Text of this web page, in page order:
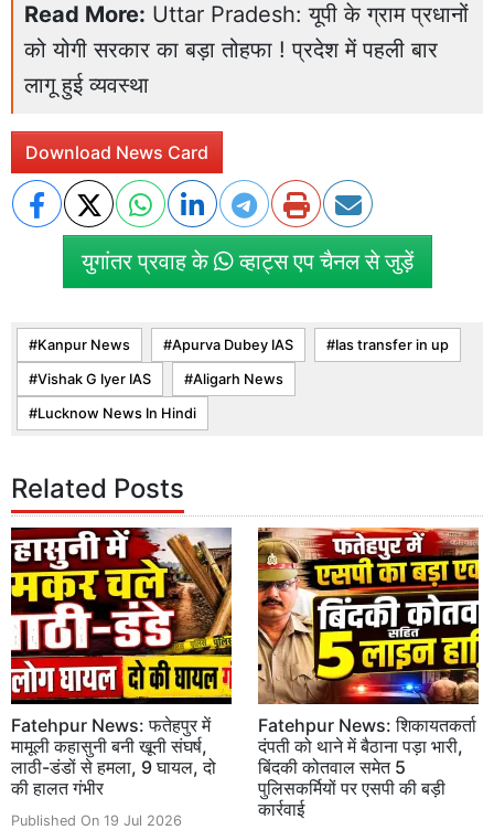
Read More: Uttar Pradesh: यूपी के ग्राम प्रधानों
को योगी सरकार का बड़ा तोहफा ! प्रदेश में पहली बार
लागू हुई व्यवस्था
Download News Card
युगांतर प्रवाह के व्हाट्स एप चैनल से जुड़ें
Kanpur News Apurva Dubey IAS Ias transfer in up
Vishak G Iyer IAS Aligarh News
Lucknow News In Hindi
Related Posts
Fatehpur News: फतेहपुर में
मामूली कहासुनी बनी खूनी संघर्ष,
लाठी-डंडों से हमला, 9 घायल, दो
की हालत गंभीर
Published On 19 Jul 2026
Fatehpur News: शिकायतकर्ता
दंपती को थाने में बैठाना पड़ा भारी,
बिंदकी कोतवाल समेत 5
पुलिसकर्मियों पर एसपी की बड़ी
कार्रवाई